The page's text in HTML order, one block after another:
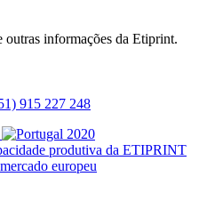
outras informações da Etiprint.
915 227 248
produtiva da ETIPRINT
europeu